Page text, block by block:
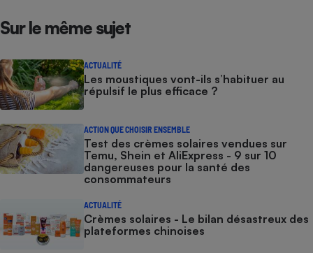
Sur le même sujet
ACTUALITÉ
Les moustiques vont-ils s’habituer au
répulsif le plus efficace ?
ACTION QUE CHOISIR ENSEMBLE
Test des crèmes solaires vendues sur
Temu, Shein et AliExpress - 9 sur 10
dangereuses pour la santé des
consommateurs
ACTUALITÉ
Crèmes solaires - Le bilan désastreux des
plateformes chinoises